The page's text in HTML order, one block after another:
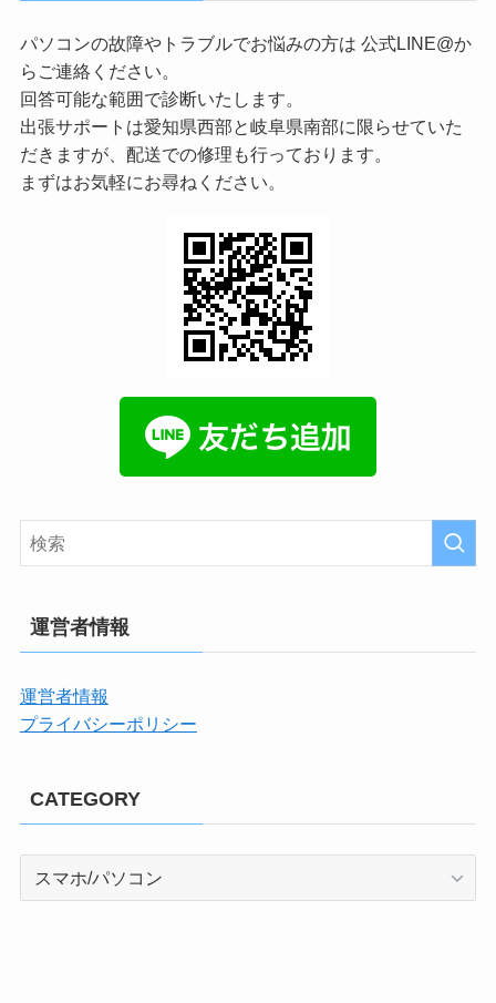
パソコンの故障やトラブルでお悩みの方は 公式LINE@か
らご連絡ください。
回答可能な範囲で診断いたします。
出張サポートは愛知県西部と岐阜県南部に限らせていた
だきますが、配送での修理も行っております。
まずはお気軽にお尋ねください。
運営者情報
運営者情報
プライバシーポリシー
CATEGORY
CATEGORY